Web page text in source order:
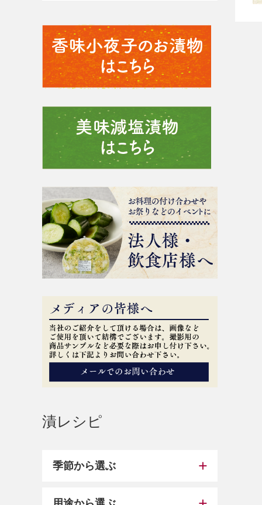
漬レシピ
季節から選ぶ